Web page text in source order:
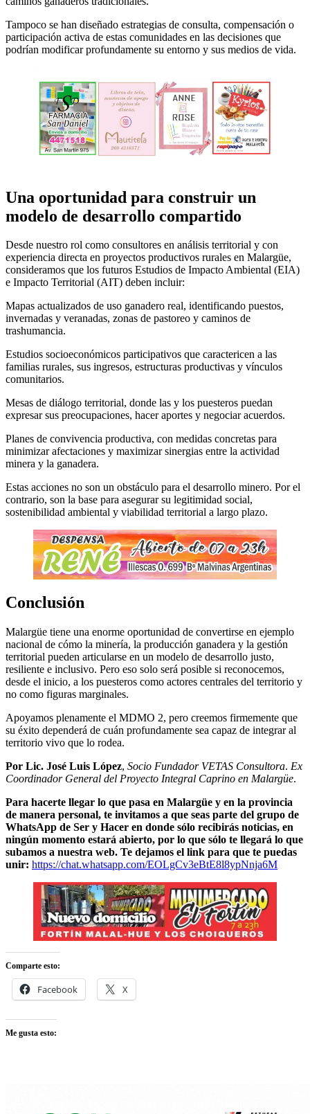
Tampoco se han diseñado estrategias de consulta, compensación o
participación activa de estas comunidades en las decisiones que
podrían modificar profundamente su entorno y sus medios de vida.
Una oportunidad para construir un
modelo de desarrollo compartido
Desde nuestro rol como consultores en análisis territorial y con
experiencia directa en proyectos productivos rurales en Malargüe,
consideramos que los futuros Estudios de Impacto Ambiental (EIA)
e Impacto Territorial (AIT) deben incluir:
Mapas actualizados de uso ganadero real, identificando puestos,
invernadas y veranadas, zonas de pastoreo y caminos de
trashumancia.
Estudios socioeconómicos participativos que caractericen a las
familias rurales, sus ingresos, estructuras productivas y vínculos
comunitarios.
Mesas de diálogo territorial, donde las y los puesteros puedan
expresar sus preocupaciones, hacer aportes y negociar acuerdos.
Planes de convivencia productiva, con medidas concretas para
minimizar afectaciones y maximizar sinergias entre la actividad
minera y la ganadera.
Estas acciones no son un obstáculo para el desarrollo minero. Por el
contrario, son la base para asegurar su legitimidad social,
sostenibilidad ambiental y viabilidad territorial a largo plazo.
Conclusión
Malargüe tiene una enorme oportunidad de convertirse en ejemplo
nacional de cómo la minería, la producción ganadera y la gestión
territorial pueden articularse en un modelo de desarrollo justo,
resiliente e inclusivo. Pero eso solo será posible si reconocemos,
desde el inicio, a los puesteros como actores centrales del territorio y
no como figuras marginales.
Apoyamos plenamente el MDMO 2, pero creemos firmemente que
su éxito dependerá de cuán profundamente sea capaz de integrar al
territorio vivo que lo rodea.
Por Lic. José Luis López, Socio Fundador VETAS Consultora. Ex
Coordinador General del Proyecto Integral Caprino en Malargüe.
Para hacerte llegar lo que pasa en Malargüe y en la provincia
de manera personal, te invitamos a que seas parte del grupo de
WhatsApp de Ser y Hacer en donde sólo recibirás noticias, en
ningún momento estará abierto, por lo que sólo te llegará lo que
subamos a nuestra web. Te dejamos el link para que te puedas
unir: https://chat.whatsapp.com/EOLgCv3eBtE8l8ypNnja6M
Comparte esto:
Facebook X
Me gusta esto: